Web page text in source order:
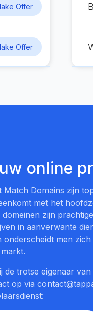
Offer
Offer
online
Match Domains zijn
met het
domeinen zijn
in aanverwante
onderscheidt men
de trotse eigenaar
op via